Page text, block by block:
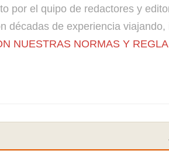
por el quipo de redactores y
décadas de experiencia
NUESTRAS NORMAS Y